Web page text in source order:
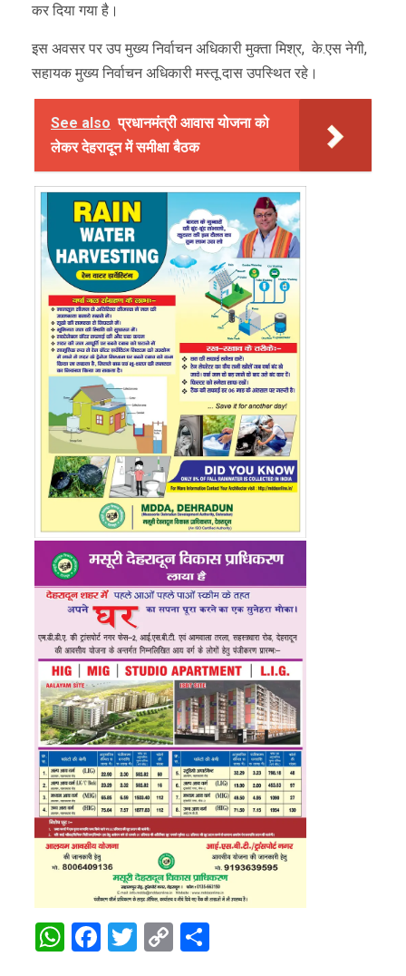
कर दिया गया है।
इस अवसर पर उप मुख्य निर्वाचन अधिकारी मुक्ता मिश्र, के.एस नेगी,
सहायक मुख्य निर्वाचन अधिकारी मस्तू दास उपस्थित रहे।
See also प्रधानमंत्री आवास योजना को
लेकर देहरादून में समीक्षा बैठक
WhatsApp
Facebook
Twitter
Copy